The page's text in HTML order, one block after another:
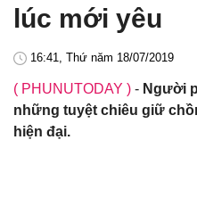
lúc mới yêu
16:41, Thứ năm 18/07/2019
( PHUNUTODAY ) - Người
những tuyệt chiêu giữ
hiện đại.